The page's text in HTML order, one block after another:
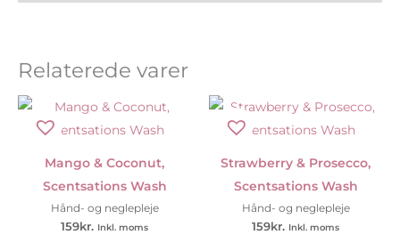
Relaterede varer
Mango & Coconut,
Scentsations Wash
Hånd- og neglepleje
159kr. Inkl. moms
Strawberry & Prosecco,
Scentsations Wash
Hånd- og neglepleje
159kr. Inkl. moms